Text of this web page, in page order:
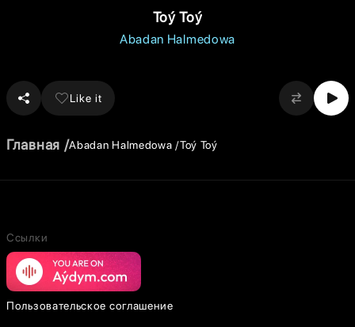
Toý Toý
Abadan Halmedowa
Like it
Главная Abadan Halmedowa Toý Toý
Ссылки
Пользовательское соглашение